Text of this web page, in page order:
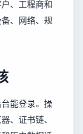
、工程商和
、网络、规
能登录。操
、证书链、